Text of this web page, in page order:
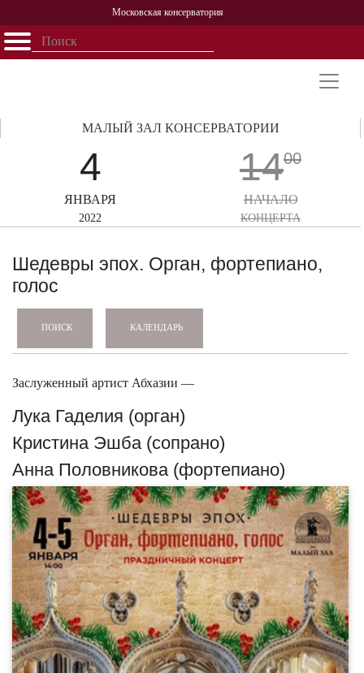
Московская консерватория
Открыть - закрыть
Персоналии
История
4
ЯНВАРЯ
2022
МАЛЫЙ ЗАЛ КОНСЕРВАТОРИИ
1400
НАЧАЛО
КОНЦЕРТА
Шедевры эпох. Орган, фортепиано,
голос
ПОИСК КАЛЕНДАРЬ
Заслуженный артист Абхазии —
Лука Гаделия (орган)
Кристина Эшба (сопрано)
Анна Половникова (фортепиано)